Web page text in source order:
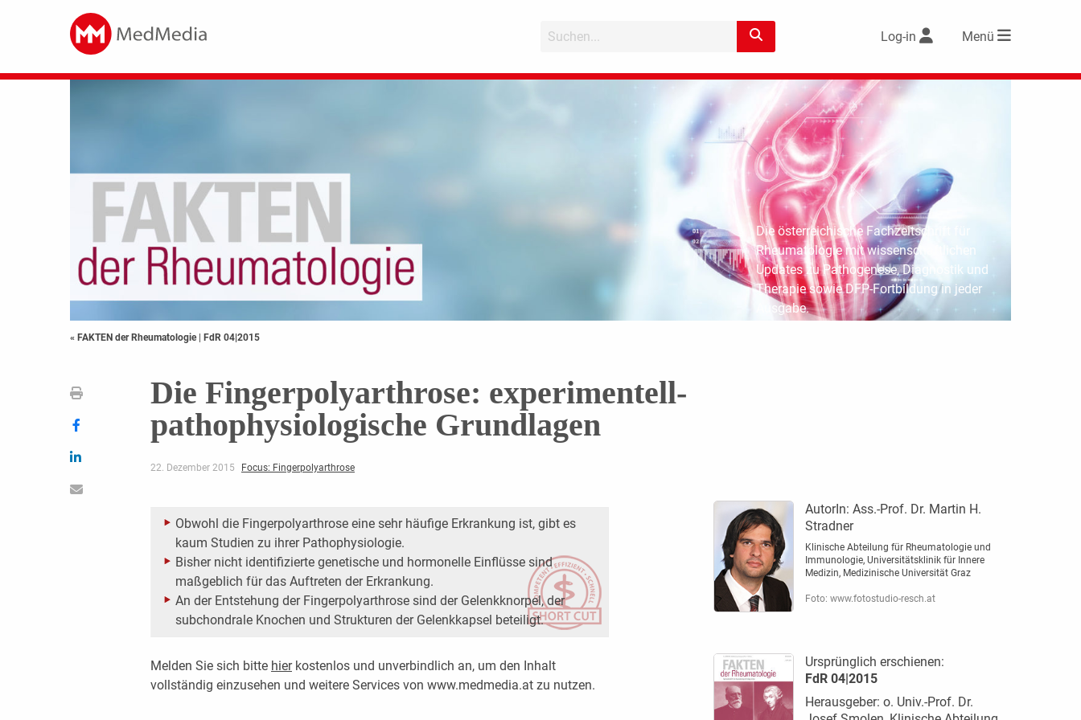
Log-in Menü
Die österreichische Fachzeitschrift für
Rheumatologie mit wissenschaftlichen
Updates zu Pathogenese, Diagnostik und
Therapie sowie DFP-Fortbildung in jeder
Ausgabe.
« FAKTEN der Rheumatologie | FdR 04|2015
Die Fingerpolyarthrose: experimentell-
pathophysiologische Grundlagen
22. Dezember 2015 Focus: Fingerpolyarthrose
Obwohl die Fingerpolyarthrose eine sehr häufige Erkrankung ist, gibt es
kaum Studien zu ihrer Pathophysiologie.
Bisher nicht identifizierte genetische und hormonelle Einflüsse sind
maßgeblich für das Auftreten der Erkrankung.
An der Entstehung der Fingerpolyarthrose sind der Gelenkknorpel, der
subchondrale Knochen und Strukturen der Gelenkkapsel beteiligt.
Melden Sie sich bitte hierkostenlos und unverbindlich an, um den Inhalt
vollständig einzusehen und weitere Services von www.medmedia.at zu nutzen.
AutorIn: Ass.-Prof. Dr. Martin H.
Stradner
Klinische Abteilung für Rheumatologie und
Immunologie, ­Universitätsklinik für Innere
Medizin, Medizinische ­Universität Graz
Foto: www.fotostudio-resch.at
Ursprünglich erschienen:
FdR 04|2015
Herausgeber: o. Univ.-Prof. Dr.